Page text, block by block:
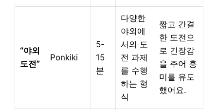
“야외
도전”
Ponkiki
5-
15
분
다양한
야외에
서의 도
전 과제
를 수행
하는 형
식
짧고 간결
한 도전으
로 긴장감
을 주어 흥
미를 유도
했어요.